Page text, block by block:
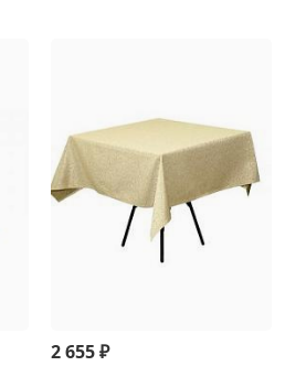
2 655₽